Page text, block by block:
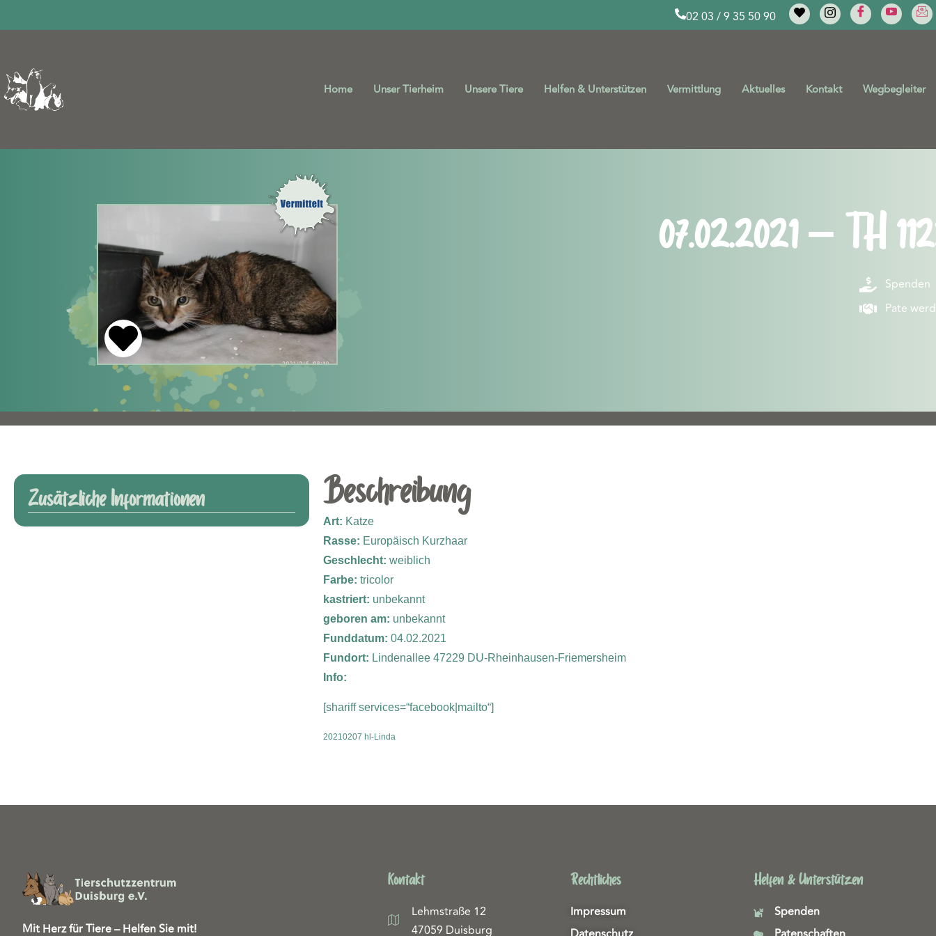
02 03 / 9 35 50 90
Home Unser Tierheim Unsere Tiere Helfen & Unterstützen Vermittlung Aktuelles Kontakt Wegbegleiter
07.02.2021 – TH
Spenden
Pate
Zusätzliche Informationen Beschreibung
Art: Katze
Rasse: Europäisch Kurzhaar
Geschlecht: weiblich
Farbe: tricolor
kastriert: unbekannt
geboren am: unbekannt
Funddatum: 04.02.2021
Fundort: Lindenallee 47229 DU-Rheinhausen-Friemersheim
Info:
[shariff services=“facebook|mailto“]
20210207 hl-Linda
Mit Herz für Tiere – Helfen Sie mit!
Kontakt
Lehmstraße 12
47059 Duisburg
Rechtliches
Impressum
Helfen & Unterstützen
Spenden